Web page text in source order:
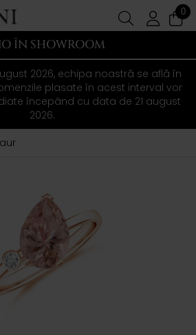
0
ÎN SHOWROOM
2026, echipa noastră se află în
plasate în acest interval vor
începând cu data de 21 august
2026.